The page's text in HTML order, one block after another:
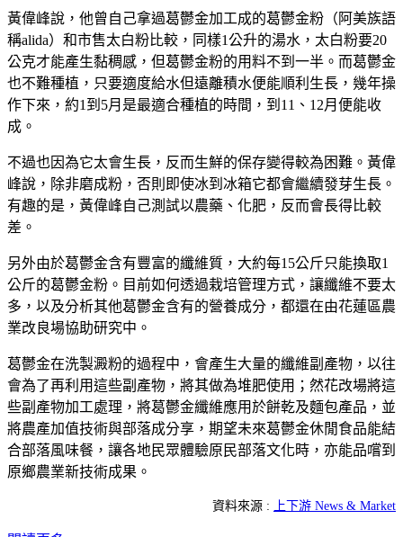
黃偉峰說，他曾自己拿過葛鬱金加工成的葛鬱金粉（阿美族語
稱alida）和市售太白粉比較，同樣1公升的湯水，太白粉要20
公克才能產生黏稠感，但葛鬱金粉的用料不到一半。而葛鬱金
也不難種植，只要適度給水但遠離積水便能順利生長，幾年操
作下來，約1到5月是最適合種植的時間，到11、12月便能收
成。
不過也因為它太會生長，反而生鮮的保存變得較為困難。黃偉
峰說，除非磨成粉，否則即使冰到冰箱它都會繼續發芽生長。
有趣的是，黃偉峰自己測試以農藥、化肥，反而會長得比較
差。
另外由於葛鬱金含有豐富的纖維質，大約每15公斤只能換取1
公斤的葛鬱金粉。目前如何透過栽培管理方式，讓纖維不要太
多，以及分析其他葛鬱金含有的營養成分，都還在由花蓮區農
業改良場協助研究中。
葛鬱金在洗製澱粉的過程中，會產生大量的纖維副產物，以往
會為了再利用這些副產物，將其做為堆肥使用；然花改場將這
些副產物加工處理，將葛鬱金纖維應用於餅乾及麵包產品，並
將農產加值技術與部落成分享，期望未來葛鬱金休閒食品能結
合部落風味餐，讓各地民眾體驗原民部落文化時，亦能品嚐到
原鄉農業新技術成果。
資料來源 : 上下游 News & Market